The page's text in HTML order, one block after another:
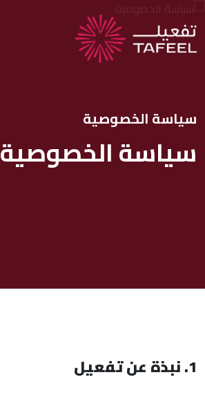
سياسة الخصوصية
سياسة الخصوصية
1. نبذة عن تفعيل